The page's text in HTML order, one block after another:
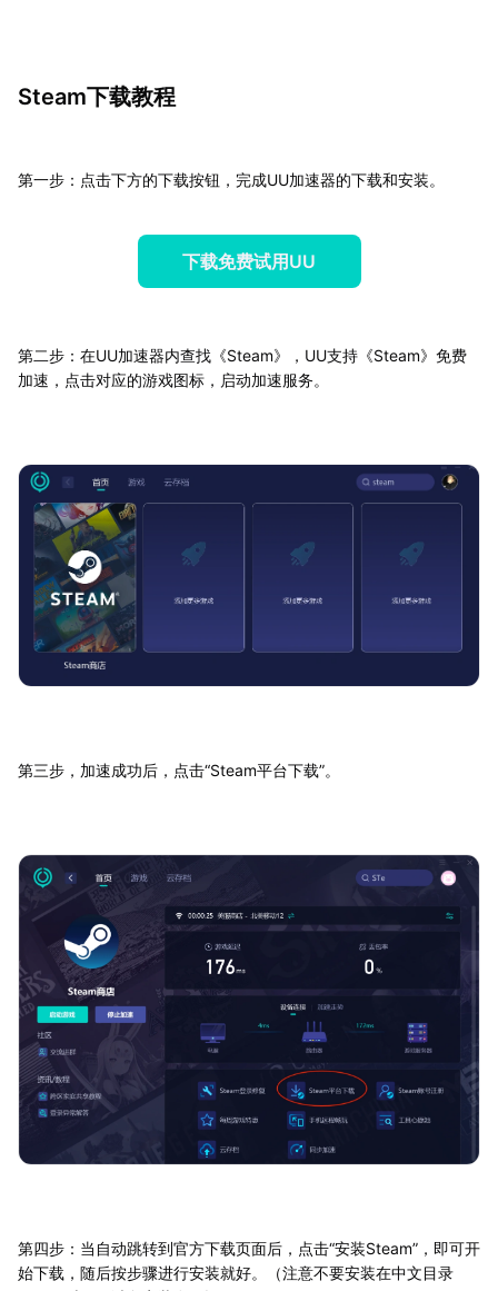
Steam下载教程
第一步：点击下方的下载按钮，完成UU加速器的下载和安装。
下载免费试用UU
第二步：在UU加速器内查找《Steam》，UU支持《Steam》免费
加速，点击对应的游戏图标，启动加速服务。
第三步，加速成功后，点击“Steam平台下载”。
第四步：当自动跳转到官方下载页面后，点击“安装Steam”，即可开
始下载，随后按步骤进行安装就好。（注意不要安装在中文目录